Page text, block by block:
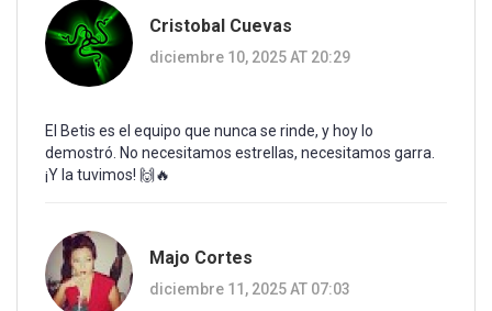
Cristobal Cuevas
diciembre 10, 2025 AT 20:29
El Betis es el equipo que nunca se rinde, y hoy lo
demostró. No necesitamos estrellas, necesitamos garra.
¡Y la tuvimos! 🙌🔥
Majo Cortes
diciembre 11, 2025 AT 07:03